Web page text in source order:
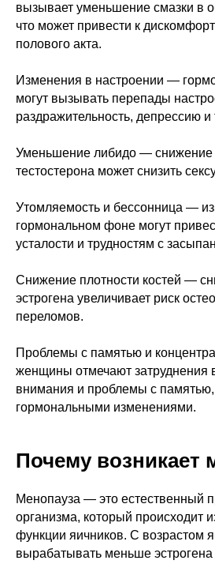
вызывает уменьшение смазки в
что может привести к
полового акта.
Изменения в настроении —
могут вызывать перепады
раздражительность, депрессию и
Уменьшение либидо — снижение
тестостерона может снизить
Утомляемость и бессонница —
гормональном фоне могут
усталости и трудностям с
Снижение плотности костей —
эстрогена увеличивает риск
переломов.
Проблемы с памятью и
женщины отмечают затруднения
внимания и проблемы с памятью,
гормональными изменениями.
Почему возникает
Менопауза — это естественный
организма, который происходит
функции яичников. С возрастом
вырабатывать меньше эстрогена